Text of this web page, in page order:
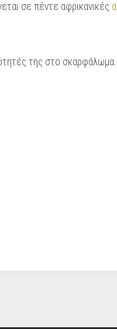
σε πέντε αφρικανικές
της στο σκαρφάλωμα.